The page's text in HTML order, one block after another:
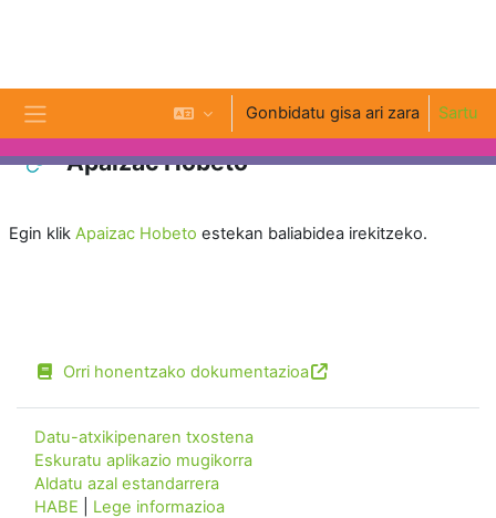
Alboko panela
Gonbidatu gisa ari zara Sartu
Apaizac Hobeto
Egin klik Apaizac Hobeto estekan baliabidea irekitzeko.
Orri honentzako dokumentazioa
Datu-atxikipenaren txostena
Eskuratu aplikazio mugikorra
Aldatu azal estandarrera
HABE
Lege informazioa